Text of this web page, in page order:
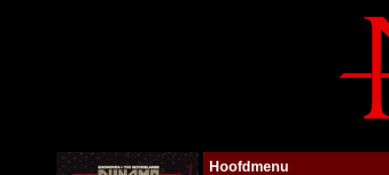
Hoofdmenu